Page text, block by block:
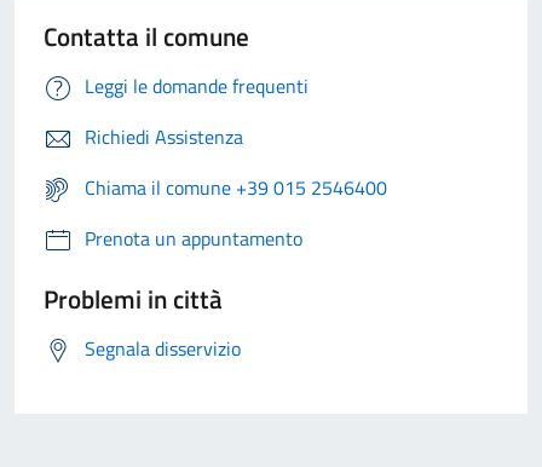
Contatta il comune
Leggi le domande frequenti
Richiedi Assistenza
Chiama il comune +39 015 2546400
Prenota un appuntamento
Problemi in città
Segnala disservizio